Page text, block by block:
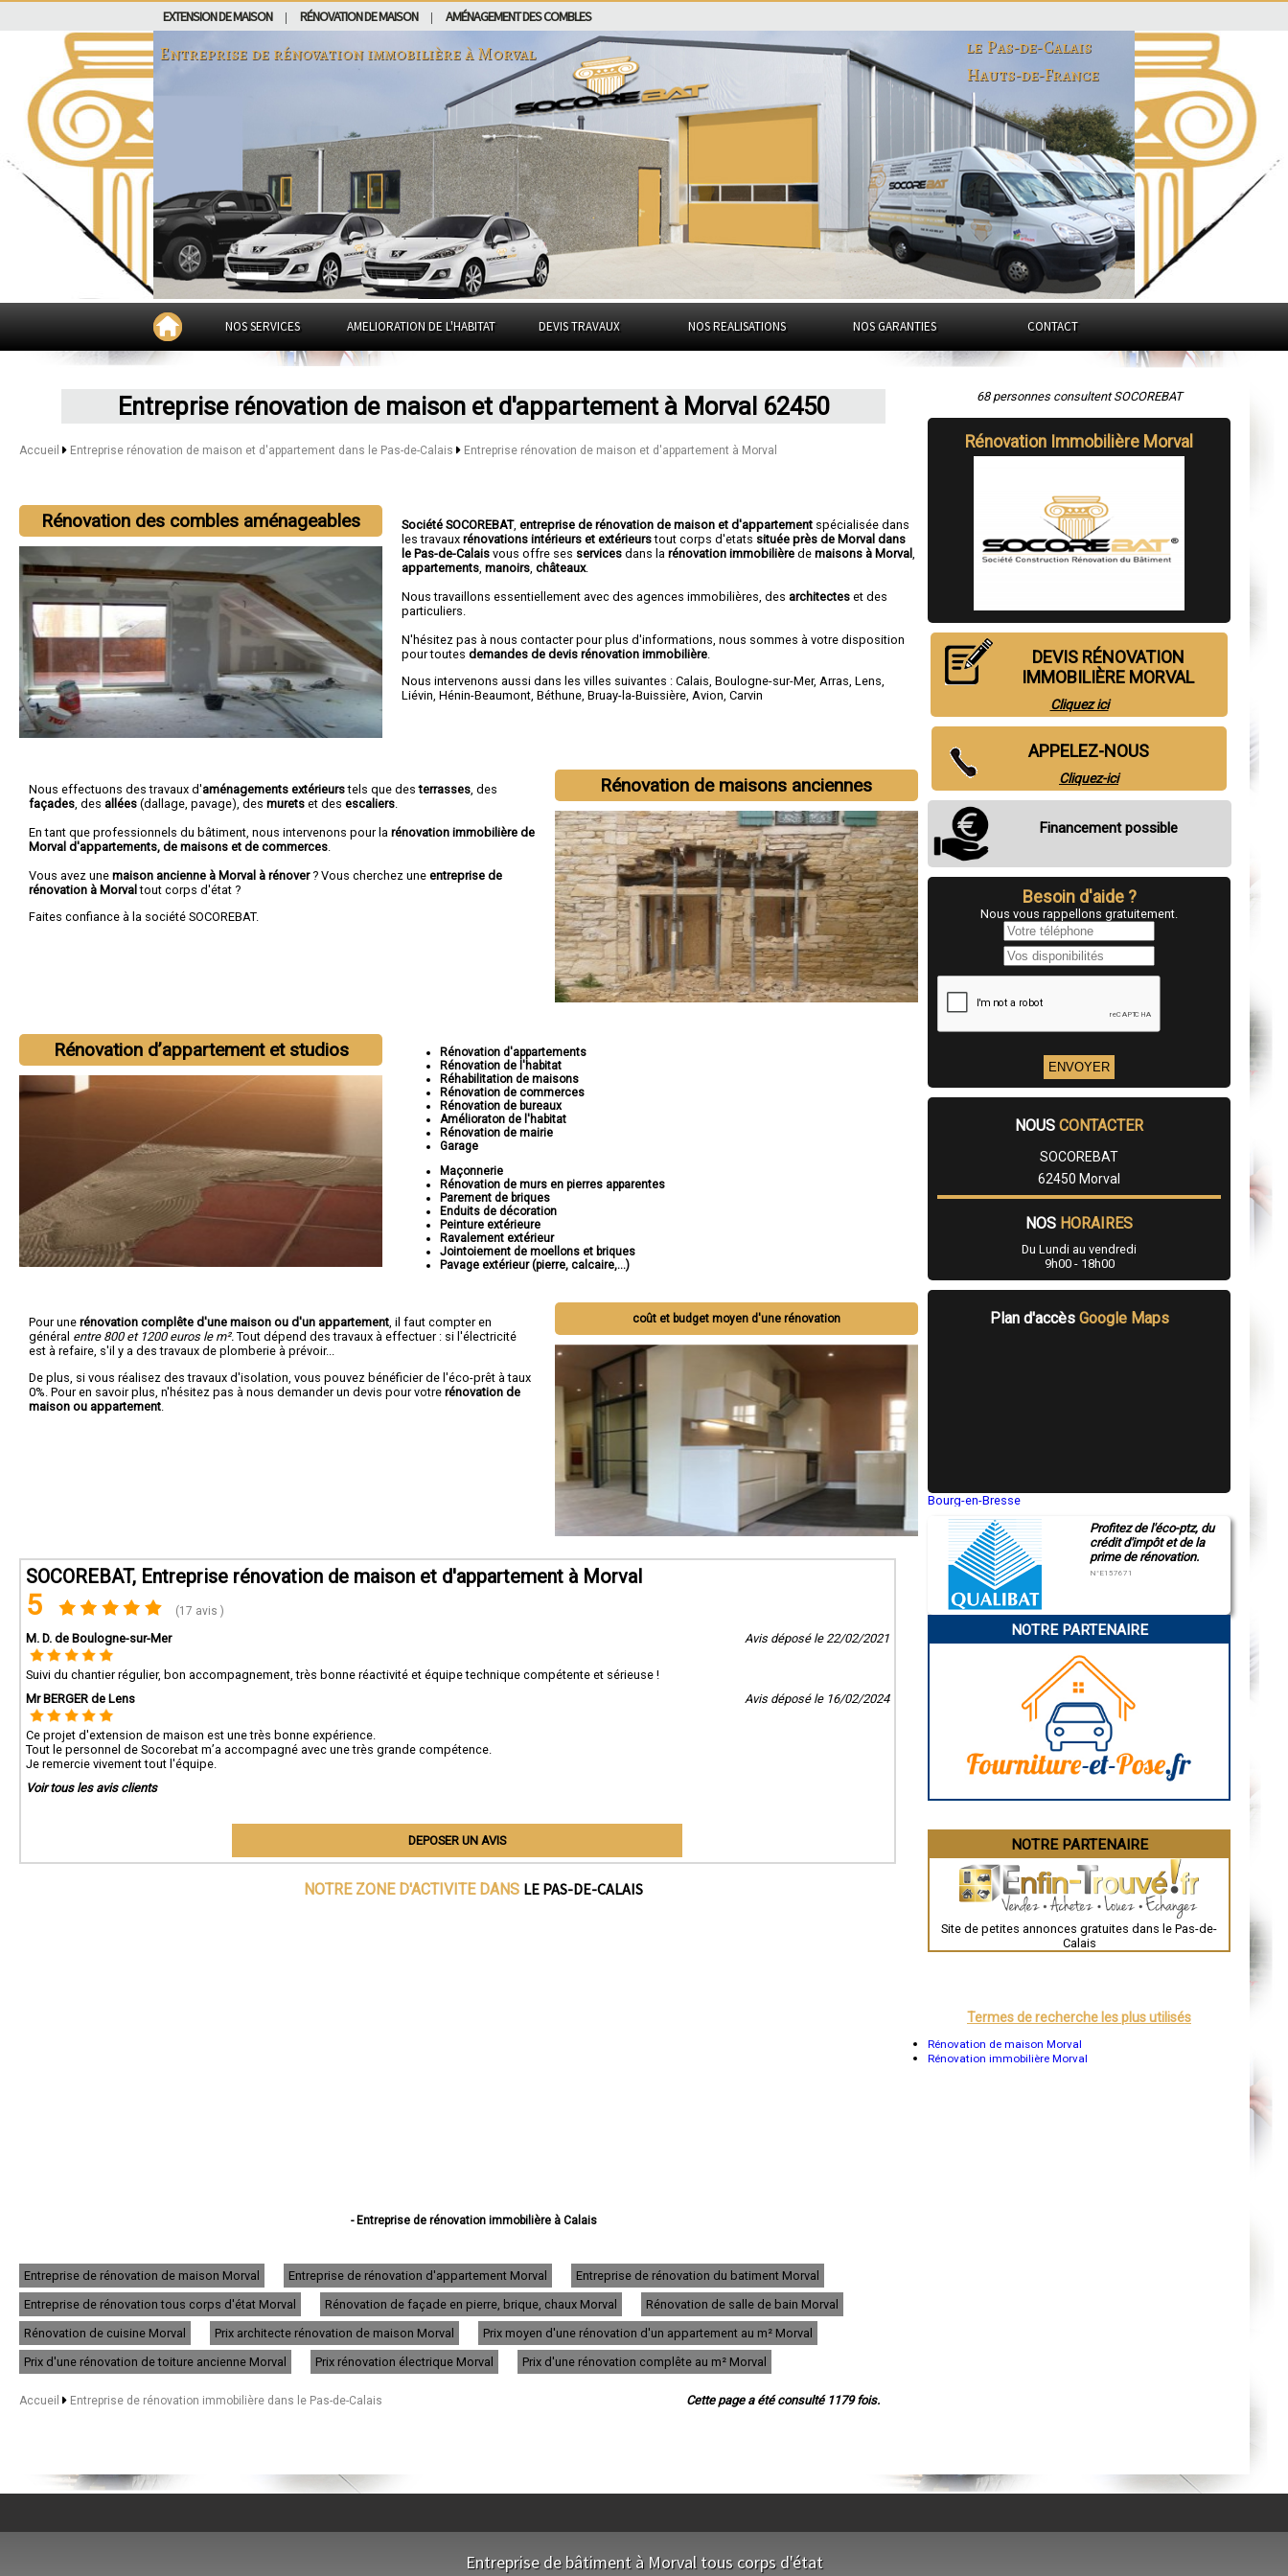
EXTENSION DE MAISON RÉNOVATION DE MAISON AMÉNAGEMENT DES COMBLES
Entreprise de rénovation immobilière àMorval
le Pas-de-Calais
Hauts-de-France
NOS SERVICES AMELIORATION DE L'HABITAT DEVIS TRAVAUX NOS REALISATIONS NOS GARANTIES CONTACT
Entreprise rénovation de maison et d'appartement à Morval 62450
Accueil Entreprise rénovation de maison et d'appartement dans le Pas-de-Calais Entreprise rénovation de maison et d'appartement à Morval
Rénovation des combles aménageables Société SOCOREBAT,entreprise de rénovation de maison et d'appartement spécialisée dans
les travauxrénovations intérieurs et extérieurstout corps d'etats située près de Morval dans
le Pas-de-Calaisvous offre ses services dans larénovation immobilière demaisons à Morval
appartements ,manoirs ,châteaux.
Nous travaillons essentiellement avec des agences immobilières, des architectes et des
particuliers.
N'hésitez pas à nous contacter pour plus d'informations, nous sommes à votre disposition
pour toutesdemandes de devis rénovation immobilière
Nous intervenons aussi dans les villes suivantes :Calais ,Boulogne-sur-Mer, Arras ,Lens
Liévin ,Hénin-Beaumont ,Béthune ,Bruay-la-Buissière Avion ,Carvin
Rénovation de maisons anciennes
Nous effectuons des travaux d'aménagements extérieurstels que desterrasses , des
façades , des allées (dallage, pavage), des murets et des escaliers
En tant que professionnels du bâtiment, nous intervenons pour la rénovation immobilière de
Morval d'appartements, de maisons et de commerces
Vous avez une maison ancienne à Morval à rénover? Vous cherchez une entreprise de
rénovation à Morvaltout corps d'état ?
Faites confiance à la société SOCOREBAT.
Rénovation d’appartement et studios
Rénovation d'appartements
Rénovation de l'habitat
Réhabilitation de maisons
Rénovation de commerces
Rénovation de bureaux
Amélioraton de l'habitat
Rénovation de mairie
Garage
Maçonnerie
Rénovation de murs en pierres apparentes
Parement de briques
Enduits de décoration
Peinture extérieure
Ravalement extérieur
Jointoiement de moellons et briques
Pavage extérieur (pierre, calcaire,...)
coût et budget moyen d'une rénovation
Pour une rénovation complête d'une maison ou d'un appartement , il faut compter en
général entre 800 et 1200 euros le m². Tout dépend des travaux à effectuer : si l'électricité
est à refaire, s'il y a des travaux de plomberie à prévoir...
De plus, si vous réalisez des travaux d'isolation, vous pouvez bénéficier de l'éco-prêt à taux
0%. Pour en savoir plus, n'hésitez pas à nous demander un devis pour votre rénovation de
maison ou appartement
SOCOREBAT, Entreprise rénovation de maison et d'appartement à Morval
5 (17 avis )
M. D. de Boulogne-sur-Mer Avis déposé le 22/02/2021
Suivi du chantier régulier, bon accompagnement, très bonne réactivité et équipe technique compétente et sérieuse !
Mr BERGER de Lens
Avis déposé le 16/02/2024
Ce projet d'extension de maison est une très bonne expérience.
Tout le personnel de Socorebat m’a accompagné avec une très grande compétence.
Je remercie vivement tout l'équipe.
Voir tous les avis clients
DEPOSER UN AVIS
NOTRE ZONE D'ACTIVITE DANS LE PAS-DE-CALAIS
- Entreprise de rénovation immobilière à Calais
- Entreprise de rénovation immobilière à Lens
- Entreprise de rénovation immobilière à Liévin
- Entreprise de rénovation immobilière à Béthune
- Entreprise de rénovation immobilière à Hénin-Beaumont
- Entreprise de rénovation immobilière à Bruay-la-Buissière
- Entreprise de rénovation immobilière à Avion
- Entreprise de rénovation immobilière à Carvin
- Entreprise de rénovation immobilière à Berck
- Entreprise de rénovation immobilière à Nœux-les-Mines
- Entreprise de rénovation immobilière à Saint-Martin-Boulogne
- Entreprise de rénovation immobilière à Auchel
- Entreprise de rénovation immobilière à Longuenesse
Entreprise de rénovation de maison Morval Entreprise de rénovation d'appartement Morval
Entreprise de rénovation du batiment Morval
Entreprise de rénovation tous corps d'état Morval
Rénovation de façade en pierre, brique, chaux Morval
Rénovation de salle de bain Morval
Rénovation de cuisine Morval
Prix architecte rénovation de maison Morval
Prix moyen d'une rénovation d'un appartement au m² Morval
Prix d'une rénovation de toiture ancienne Morval
Prix rénovation électrique Morval Prix d'une rénovation complête au m² Morval
Cette page a été consulté 1179 fois.
Accueil Entreprise de rénovation immobilière dans le Pas-de-Calais
68 personnes consultent SOCOREBAT
Rénovation Immobilière Morval
DEVIS RÉNOVATION
IMMOBILIÈRE MORVAL
Cliquez ici
APPELEZ-NOUS
Cliquez-ici
Financement possible
Besoin d'aide ?
Nous vous rappellons gratuitement.
NOUS CONTACTER
SOCOREBAT
62450 Morval
NOS HORAIRES
Du Lundi au vendredi
9h00 - 18h00
Plan d'accès Google Maps
Bourg-en-Bresse
Montluçon
Manosque
Gap
Charleville-Mézières
Pamiers
Narbonne
Brive-la-Gaillarde
Guéret
Besançon
Évreux
Chartres
Nîmes
Auch
Grenoble
Mont-de-Marsan
Blois
Vesoul
Chalon-sur-Saône
Annecy
Profitez de l'éco-ptz, du
crédit d'impôt et de la
prime de rénovation.
N°E157671
NOTRE PARTENAIRE
NOTRE PARTENAIRE
Site de petites annonces gratuites dans le Pas-de-
Calais
Termes de recherche les plus utilisés
Rénovation de maison Morval
Rénovation immobilière Morval
Entreprise de bâtiment à Morval tous corps d'état